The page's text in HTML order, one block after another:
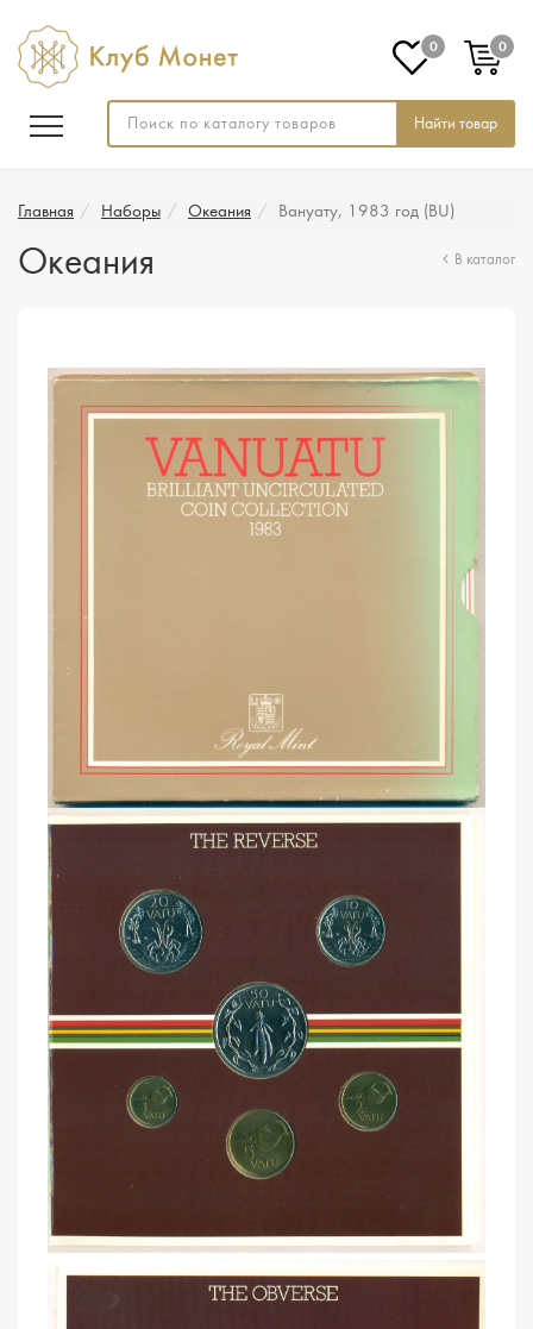
Найти товар
0 0
Главная Наборы Океания Вануату, 1983 год (BU)
Океания В каталог